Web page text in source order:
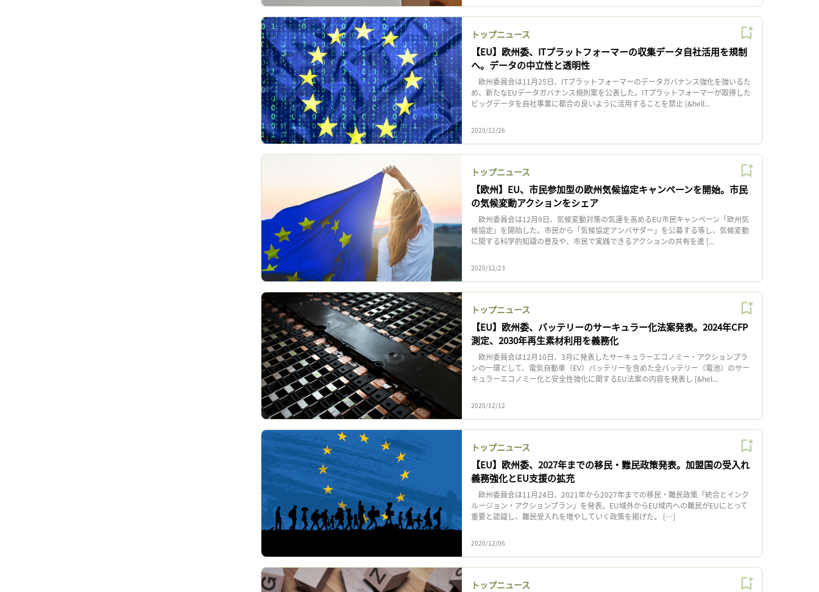
トップニュース
【EU】欧州委、ITプラットフォーマーの収集データ自社活用を規制
へ。データの中立性と透明性
欧州委員会は11月25日、ITプラットフォーマーのデータガバナンス強化を強いるた
め、新たなEUデータガバナンス規則案を公表した。ITプラットフォーマーが取得した
ビッグデータを自社事業に都合の良いように活用することを禁止 [&hell...
2020/12/26
トップニュース
【欧州】EU、市民参加型の欧州気候協定キャンペーンを開始。市民
の気候変動アクションをシェア
欧州委員会は12月9日、気候変動対策の気運を高めるEU市民キャンペーン「欧州気
候協定」を開始した。市民から「気候協定アンバサダー」を公募する等し、気候変動
に関する科学的知識の普及や、市民で実践できるアクションの共有を進 [...
2020/12/23
トップニュース
【EU】欧州委、バッテリーのサーキュラー化法案発表。2024年CFP
測定、2030年再生素材利用を義務化
欧州委員会は12月10日、3月に発表したサーキュラーエコノミー・アクションプラ
ンの一環として、電気自動車（EV）バッテリーを含めた全バッテリー（電池）のサー
キュラーエコノミー化と安全性強化に関するEU法案の内容を発表し [&hel...
2020/12/12
トップニュース
【EU】欧州委、2027年までの移民・難民政策発表。加盟国の受入れ
義務強化とEU支援の拡充
欧州委員会は11月24日、2021年から2027年までの移民・難民政策「統合とインク
ルージョン・アクションプラン」を発表。EU域外からEU域内への難民がEUにとって
重要と認識し、難民受入れを増やしていく政策を掲げた。 […]
2020/12/06
トップニュース
記事をお気に入りに保存するには
ログインが必要です
ログイン 会員登録